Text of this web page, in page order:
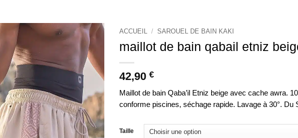
ACCUEIL / SAROUEL DE BAIN KAKI
maillot de bain qabail etniz
42,90 €
Maillot de bain Qaba’il Etniz beige avec cache awra.
conforme piscines, séchage rapide. Lavage à 30°. Du
Taille